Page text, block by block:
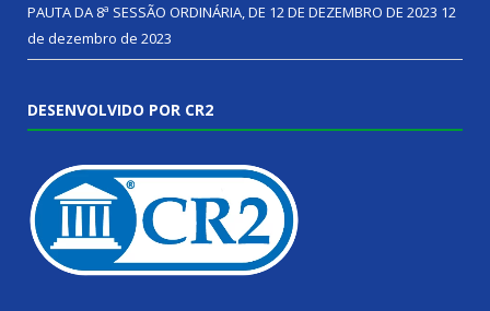
PAUTA DA 8ª SESSÃO ORDINÁRIA, DE 12 DE DEZEMBRO DE 2023 12
de dezembro de 2023
DESENVOLVIDO POR CR2